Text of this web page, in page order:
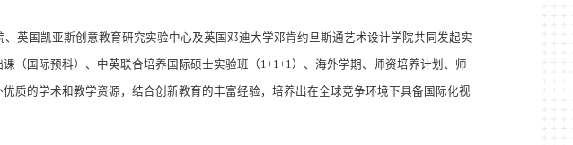
英国凯亚斯创意教育研究实验中心及英国邓迪大学邓肯约旦斯通艺术设计学院共同发起实
（国际预科）、中英联合培养国际硕士实验班（1+1+1）、海外学期、师资培养计划、师
质的学术和教学资源，结合创新教育的丰富经验，培养出在全球竞争环境下具备国际化视